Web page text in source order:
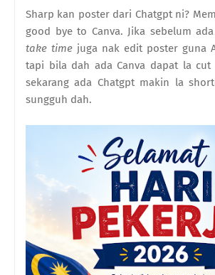
Sharp kan poster dari Chatgpt ni?
good bye to Canva. Jika sebelum
take time juga nak edit poster guna
tapi bila dah ada Canva dapat la cut
sekarang ada Chatgpt makin la
sungguh dah.